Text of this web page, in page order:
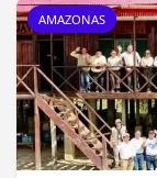
AMAZONAS